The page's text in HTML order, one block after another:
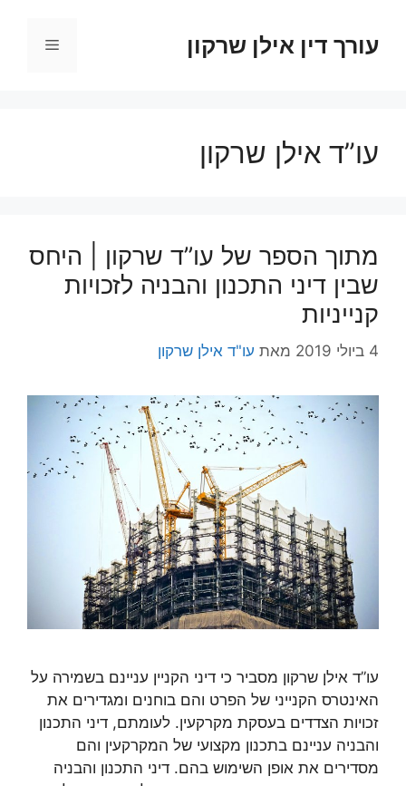
עורך דין אילן שרקון תפריט
עו”ד אילן שרקון
מתוך הספר של עו”ד שרקון | היחס
שבין דיני התכנון והבניה לזכויות
קנייניות
4 ביולי 2019 מאת עו"ד אילן שרקון
עו”ד אילן שרקון מסביר כי דיני הקניין עניינם בשמירה על
האינטרס הקנייני של הפרט והם בוחנים ומגדירים את
זכויות הצדדים בעסקת מקרקעין. לעומתם, דיני התכנון
והבניה עניינם בתכנון מקצועי של המקרקעין והם
מסדירים את אופן השימוש בהם. דיני התכנון והבניה